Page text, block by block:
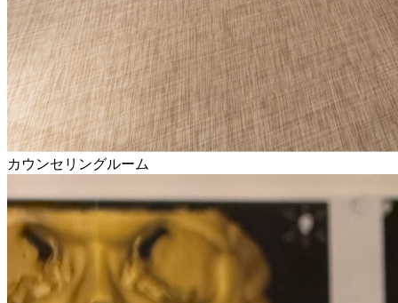
カウンセリングルーム